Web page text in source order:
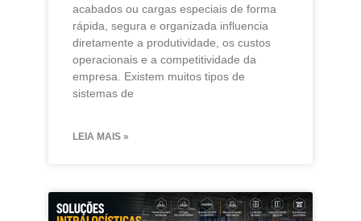
acabados ou cargas especiais de forma
rápida, segura e organizada influencia
diretamente a produtividade, os custos
operacionais e a competitividade da
empresa. Existem muitos tipos de
sistemas de
LEIA MAIS »